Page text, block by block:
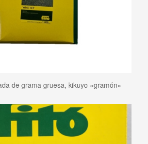
de grama gruesa, kikuyo «gramón»